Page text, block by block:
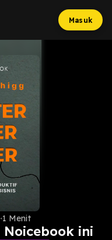
Masuk
1 Menit
Noicebook ini